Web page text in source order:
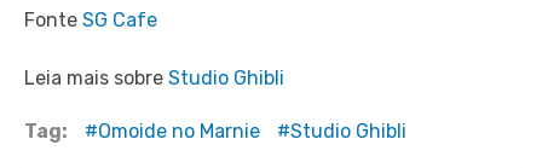
Fonte SG Cafe
Leia mais sobre Studio Ghibli
Tag: Omoide no Marnie Studio Ghibli